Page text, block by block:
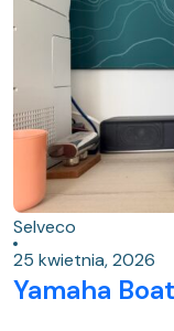
Selveco
25 kwietnia, 2026
Yamaha